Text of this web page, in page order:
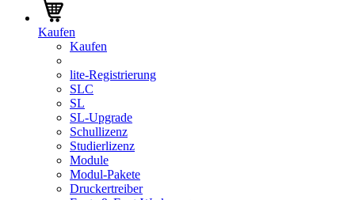
Kaufen
Kaufen
lite-Registrierung
SLC
SL
SL-Upgrade
Schullizenz
Studierlizenz
Module
Modul-Pakete
Druckertreiber